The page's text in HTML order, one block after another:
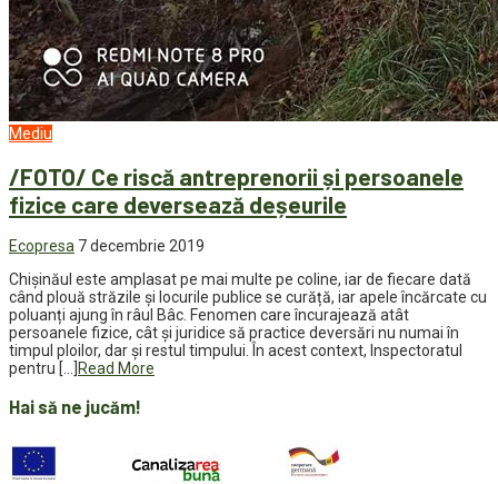
Mediu
/FOTO/ Ce riscă antreprenorii și persoanele
fizice care deversează deșeurile
Ecopresa 7 decembrie 2019
Chișinăul este amplasat pe mai multe pe coline, iar de fiecare dată
când plouă străzile și locurile publice se curăță, iar apele încărcate cu
poluanți ajung în râul Bâc. Fenomen care încurajează atât
persoanele fizice, cât și juridice să practice deversări nu numai în
timpul ploilor, dar și restul timpului. În acest context, Inspectoratul
pentru […] Read More
Hai să ne jucăm!